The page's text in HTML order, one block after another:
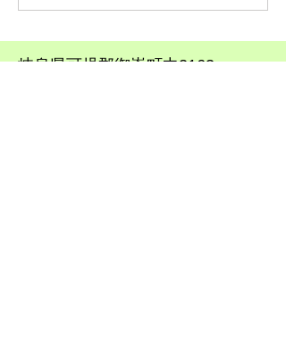
​岐阜県可児郡御嵩町中2163